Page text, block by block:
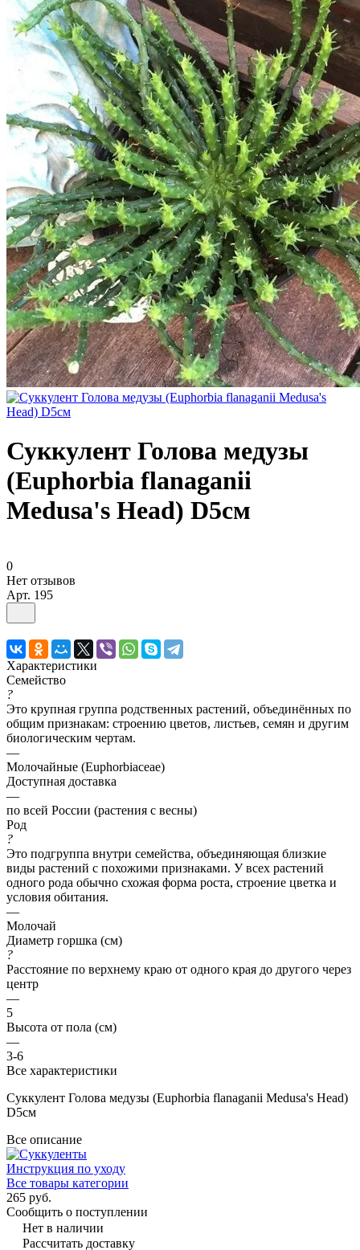
Суккулент Голова медузы
(Euphorbia flanaganii
Medusa's Head) D5см
0
Нет отзывов
Арт. 195
Характеристики
Семейство
?
Это крупная группа родственных растений, объединённых по
общим признакам: строению цветов, листьев, семян и другим
биологическим чертам.
—
Молочайные (Euphorbiaceae)
Доступная доставка
—
по всей России (растения с весны)
Род
?
Это подгруппа внутри семейства, объединяющая близкие
виды растений с похожими признаками. У всех растений
одного рода обычно схожая форма роста, строение цветка и
условия обитания.
—
Молочай
Диаметр горшка (см)
?
Расстояние по верхнему краю от одного края до другого через
центр
—
5
Высота от пола (см)
—
3-6
Все характеристики
Суккулент Голова медузы (Euphorbia flanaganii Medusa's Head)
D5см
Все описание
Инструкция по уходу
Все товары категории
265 руб.
Сообщить о поступлении
Нет в наличии
Рассчитать доставку